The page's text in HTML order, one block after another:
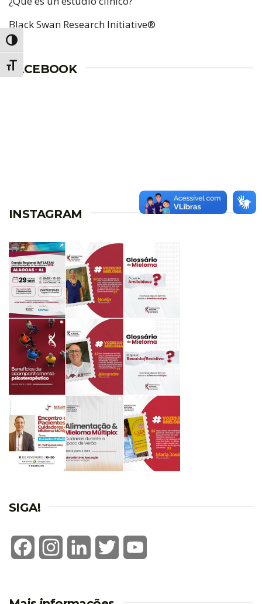
Alternar alto contraste
Alternar tamanho da fonte
Black Swan Research Initiative®
FACEBOOK
INSTAGRAM
SIGA!
FacebookInstagramLinkedInTwitter